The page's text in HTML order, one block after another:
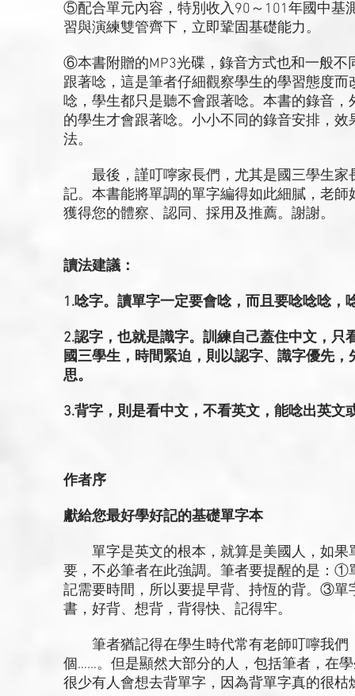
⑤配合單元內容，特別收入90～101年國中基
習與演練雙管齊下，立即鞏固基礎能力。
⑥本書附贈的MP3光碟，錄音方式也和一般不
跟著唸，這是筆者仔細觀察學生的學習態度
唸，學生都只是聽不會跟著唸。本書的錄音
的學生才會跟著唸。小小不同的錄音安排，
法。
最後，謹叮嚀家長們，尤其是國三學生家
記。本書能將單調的單字編得如此細膩，老
獲得您的體察、認同、採用及推薦。謝謝。
讀法建議：
1.唸字。讀單字一定要會唸，而且要唸唸唸，
2.認字，也就是識字。訓練自己蓋住中文，
國三學生，時間緊迫，則以認字、識字優先
思。
3.背字，則是看中文，不看英文，能唸出英文
作者序
獻給您最好學好記的基礎單字本
單字是英文的根本，就算是美國人，如果
要，不必筆者在此強調。筆者要提醒的是：
記需要時間，所以要提早背、持恆的背。③單
書，好背、想背，背得快、記得牢。
筆者猶記得在學生時代常有老師叮嚀我們
個……。但是顯然大部分的人，包括筆者，在
很少有人會想去背單字，因為背單字真的很枯